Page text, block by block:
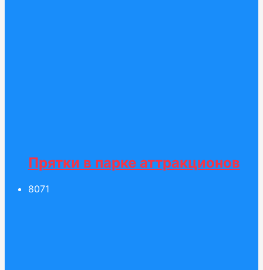
Прятки в парке аттракционов
8071